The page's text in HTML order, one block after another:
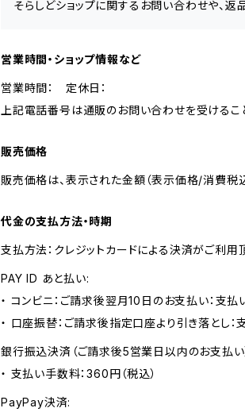
そらしどショップに関するお問い合わせや、返
営業時間・ショップ情報など
営業時間： 定休日：
上記電話番号は通販のお問い合わせを受けるこ
販売価格
販売価格は、表示された金額（表示価格/消費税込
代金の支払方法・時期
支払方法：クレジットカードによる決済がご利
PAY ID あと払い:
・ コンビニ：ご請求後翌月10日のお支払い：支払
・ 口座振替：ご請求後指定口座より引き落とし：
銀行振込決済（ご請求後5営業日以内のお支払い
・ 支払い手数料：360円（税込）
PayPay決済: